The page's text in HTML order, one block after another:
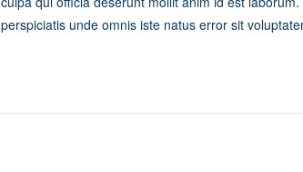
perspiciatis unde omnis iste natus error sit